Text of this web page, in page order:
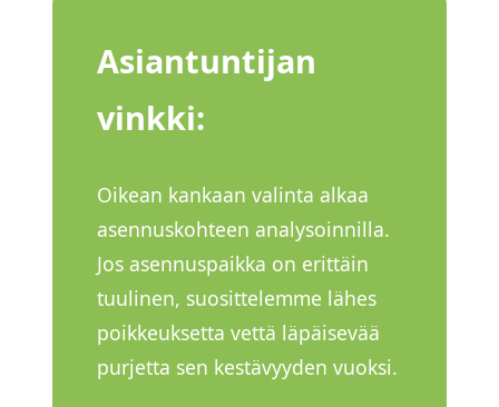
Asiantuntijan
vinkki:
Oikean kankaan valinta alkaa
asennuskohteen analysoinnilla.
Jos asennuspaikka on erittäin
tuulinen, suosittelemme lähes
poikkeuksetta vettä läpäisevää
purjetta sen kestävyyden vuoksi.